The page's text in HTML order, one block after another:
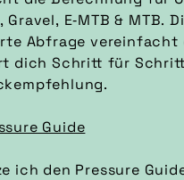
Gravel, E‑MTB & MTB.
Abfrage vereinfacht
dich Schritt für Schritt
Guide
ich den Pressure